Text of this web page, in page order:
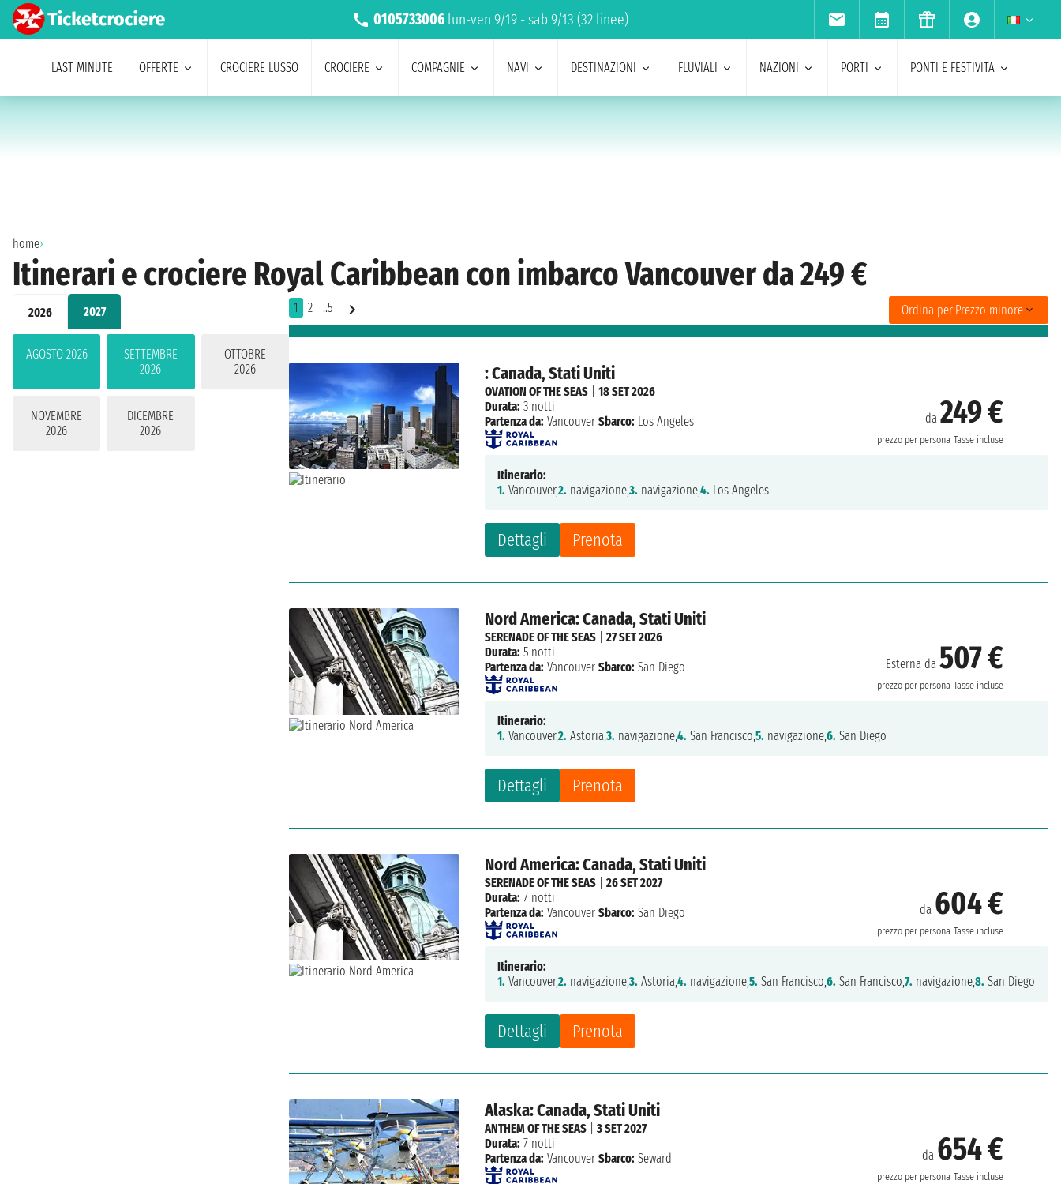
0105733006 lun-ven 9/19 - sab 9/13 (32 linee)
LAST MINUTE OFFERTE CROCIERE LUSSO CROCIERE COMPAGNIE NAVI DESTINAZIONI FLUVIALI NAZIONI PORTI PONTI E FESTIVITA
home›
Itinerari e crociere Royal Caribbean con imbarco Vancouver da 249 €
2026 2027
AGOSTO 2026
SETTEMBRE
2026
OTTOBRE
2026
NOVEMBRE
2026
DICEMBRE
2026
1 2 ..5 Ordina per:Prezzo minore
: Canada, Stati Uniti
da249 €
prezzo per persona Tasse incluse
Dettagli Prenota
OVATION OF THE SEAS |18 SET 2026
Durata: 3 notti
Partenza da: Vancouver Sbarco: Los Angeles
Itinerario:
1. Vancouver,2. navigazione,3. navigazione,4. Los Angeles
Nord America: Canada, Stati Uniti
Esterna da507 €
prezzo per persona Tasse incluse
Dettagli Prenota
SERENADE OF THE SEAS |27 SET 2026
Durata: 5 notti
Partenza da: Vancouver Sbarco: San Diego
Itinerario:
1. Vancouver,2. Astoria,3. navigazione,4. San Francisco,5. navigazione,6. San Diego
Nord America: Canada, Stati Uniti
da 604 €
prezzo per persona Tasse incluse
Dettagli Prenota
SERENADE OF THE SEAS |26 SET 2027
Durata: 7 notti
Partenza da: Vancouver Sbarco: San Diego
Itinerario:
1. Vancouver,2. navigazione,3. Astoria,4. navigazione,5. San Francisco,6. San Francisco,7. navigazione,8. San Diego
Alaska: Canada, Stati Uniti
da 654 €
prezzo per persona Tasse incluse
ANTHEM OF THE SEAS |3 SET 2027
Durata: 7 notti
Partenza da: Vancouver Sbarco: Seward